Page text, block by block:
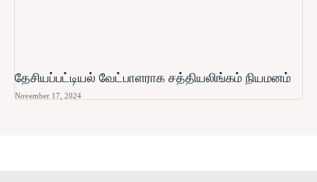
தேசியப்பட்டியல் வேட்பாளராக சத்தியலிங்கம் நியமனம்
November 17, 2024